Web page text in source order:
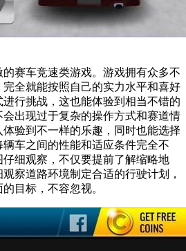
赛车竞速类游戏。游戏拥有众多不
全就能按照自己的实力水平和喜好
行挑战，这也能体验到相当不错的
出现过于复杂的操作方式和赛道情
验到不一样的乐趣，同时也能选择
车之间的性能和适应条件完全不
细观察，不仅要提前了解缩略地
察道路环境制定合适的行驶计划，
目标，不容忽视。